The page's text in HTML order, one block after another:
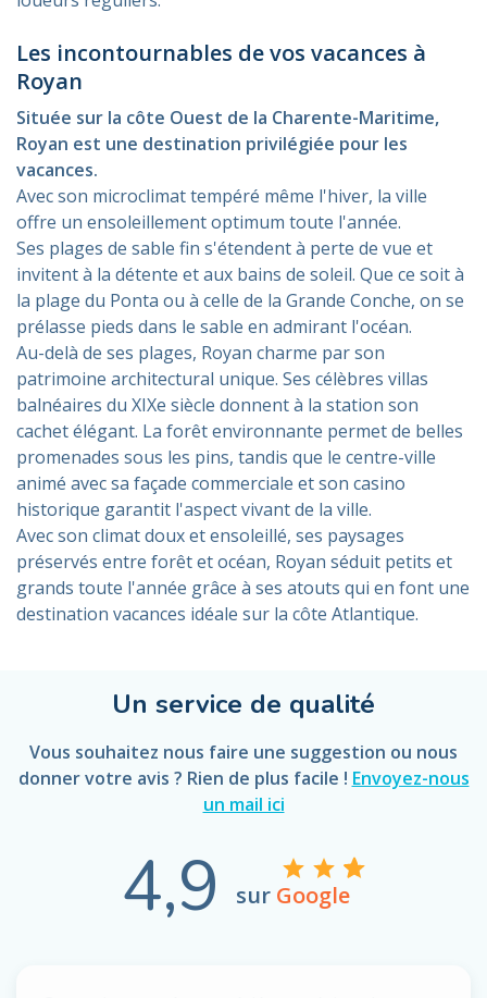
Les incontournables de vos vacances à
Royan
Située sur la côte Ouest de la Charente-Maritime,
Royan est une destination privilégiée pour les
vacances.
Avec son microclimat tempéré même l'hiver, la ville
offre un ensoleillement optimum toute l'année.
Ses plages de sable fin s'étendent à perte de vue et
invitent à la détente et aux bains de soleil. Que ce soit à
la plage du Ponta ou à celle de la Grande Conche, on se
prélasse pieds dans le sable en admirant l'océan.
Au-delà de ses plages, Royan charme par son
patrimoine architectural unique. Ses célèbres villas
balnéaires du XIXe siècle donnent à la station son
cachet élégant. La forêt environnante permet de belles
promenades sous les pins, tandis que le centre-ville
animé avec sa façade commerciale et son casino
historique garantit l'aspect vivant de la ville.
Avec son climat doux et ensoleillé, ses paysages
préservés entre forêt et océan, Royan séduit petits et
grands toute l'année grâce à ses atouts qui en font une
destination vacances idéale sur la côte Atlantique.
Un service de qualité
Vous souhaitez nous faire une suggestion ou nous
donner votre avis ? Rien de plus facile ! Envoyez-nous
un mail ici
4,9 sur Google